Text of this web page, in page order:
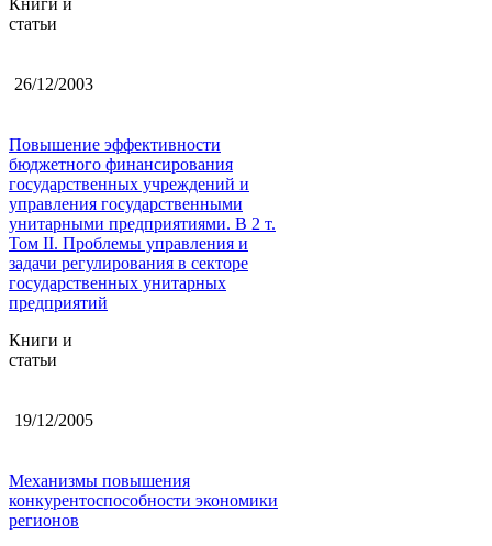
статьи
26/12/2003
Повышение эффективности
бюджетного финансирования
государственных учреждений и
управления государственными
унитарными предприятиями. В 2 т.
Том II. Проблемы управления и
задачи регулирования в секторе
государственных унитарных
предприятий
Книги и
статьи
19/12/2005
Механизмы повышения
конкурентоспособности экономики
регионов